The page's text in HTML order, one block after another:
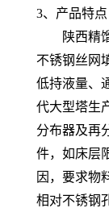
3、产品特点
陕西精馏
不锈钢丝网
低持液量、
代大型塔生
分布器及再
件，如床层
因，要求物
相对不锈钢